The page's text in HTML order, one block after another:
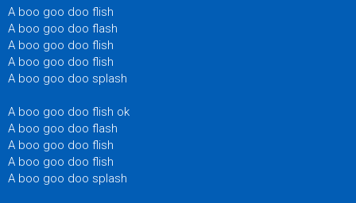
A boo goo doo flish
A boo goo doo flash
A boo goo doo flish
A boo goo doo flish
A boo goo doo splash
A boo goo doo flish ok
A boo goo doo flash
A boo goo doo flish
A boo goo doo flish
A boo goo doo splash